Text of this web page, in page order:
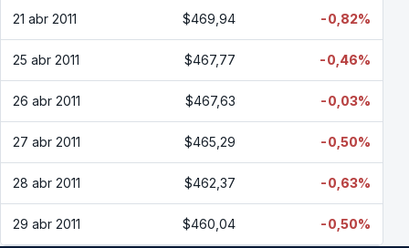
21 abr 2011 $469,94 -0,82%
25 abr 2011 $467,77 -0,46%
26 abr 2011 $467,63 -0,03%
27 abr 2011 $465,29 -0,50%
28 abr 2011 $462,37 -0,63%
29 abr 2011 $460,04 -0,50%